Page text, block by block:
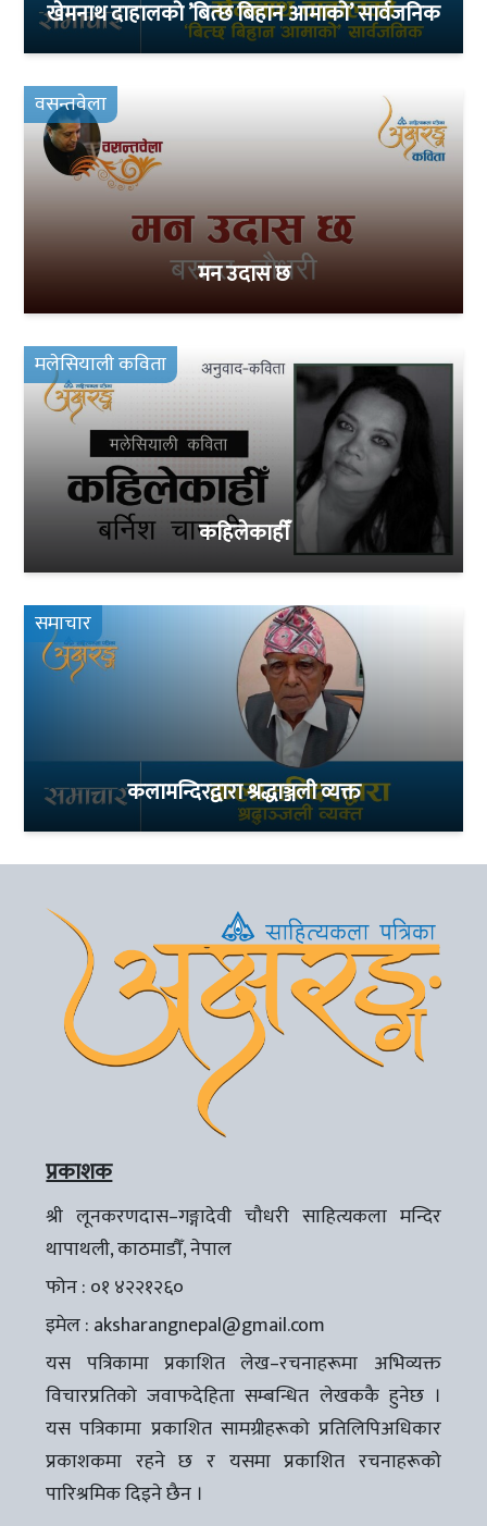
खेमनाथ दाहालको ’बित्छ बिहान आमाको’ सार्वजनिक
वसन्तवेला
मन उदास छ
मलेसियाली कविता
कहिलेकाहीँ
समाचार
कलामन्दिरद्वारा श्रद्धाञ्जली व्यक्त
प्रकाशक
श्री लूनकरणदास–गङ्गादेवी चौधरी साहित्यकला मन्दिर
थापाथली, काठमाडौँ, नेपाल
फोन : ०१ ४२२१२६०
इमेल : aksharangnepal@gmail.com
यस पत्रिकामा प्रकाशित लेख–रचनाहरूमा अभिव्यक्त
विचारप्रतिको जवाफदेहिता सम्बन्धित लेखककै हुनेछ ।
यस पत्रिकामा प्रकाशित सामग्रीहरूको प्रतिलिपिअधिकार
प्रकाशकमा रहने छ र यसमा प्रकाशित रचनाहरूको
पारिश्रमिक दिइने छैन ।